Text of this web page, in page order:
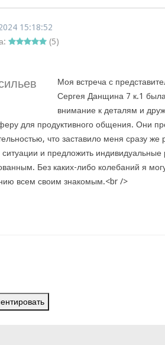
15:18:52
(5)
Моя встреча с
Сергея Данщина 7 к.1
внимание к деталям и
для продуктивного общения. Они
что заставило меня сразу же
и предложить
Без каких-либо колебаний я
всем своим знакомым.<br />